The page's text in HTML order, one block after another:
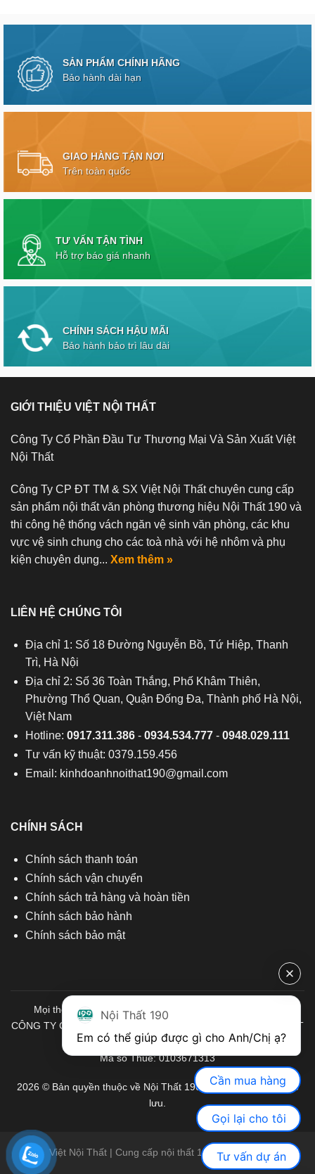
SẢN PHẨM CHÍNH HÃNG
Bảo hành dài hạn
GIAO HÀNG TẬN NƠI
Trên toàn quốc
TƯ VẤN TẬN TÌNH
Hỗ trợ báo giá nhanh
CHÍNH SÁCH HẬU MÃI
Bảo hành bảo trì lâu dài
GIỚI THIỆU VIỆT NỘI THẤT
Công Ty Cổ Phần Đầu Tư Thương Mại Và Sản Xuất Việt
Nội Thất
Công Ty CP ĐT TM & SX Việt Nội Thất chuyên cung cấp
sản phẩm nội thất văn phòng thương hiệu Nội Thất 190 và
thi công hệ thống vách ngăn vệ sinh văn phòng, các khu
vực vệ sinh chung cho các toà nhà với hệ nhôm và phụ
kiện chuyên dụng... Xem thêm »
LIÊN HỆ CHÚNG TÔI
Địa chỉ 1: Số 18 Đường Nguyễn Bồ, Tứ Hiệp, Thanh
Trì, Hà Nội
Địa chỉ 2: Số 36 Toàn Thắng, Phố Khâm Thiên,
Phường Thổ Quan, Quận Đống Đa, Thành phố Hà Nội,
Việt Nam
Hotline: 0917.311.386- 0934.534.777- 0948.029.111
Tư vấn kỹ thuật: 0379.159.456
Email: kinhdoanhnoithat190@gmail.com
CHÍNH SÁCH
Chính sách thanh toán
Chính sách vận chuyển
Chính sách trả hàng và hoàn tiền
Chính sách bảo hành
Chính sách bảo mật
Mọi thông tin quý khách hàng vui lòng liên hệ chúng tôi:
CÔNG TY CỔ PHẦN ĐẦU TƯ THƯƠNG MẠI VÀ SẢN XUẤT VIỆT
NỘI THẤT
Mã số Thuế: 0103671313
2026 © Bản quyền thuộc về Nội Thất 190. Mọi quyền được bảo
lưu.
Việt Nội Thất | Cung cấp nội thất 190 chính hãng
Nội Thất 190
Cần mua hàng
Gọi lại cho tôi
Tư vấn dự án